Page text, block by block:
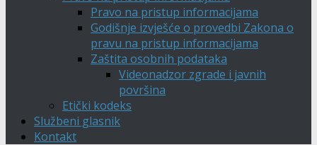
Pravo na pristup informacijama
Godišnje izvješće o provedbi Zakona o
pravu na pristup informacijama
Zaštita osobnih podataka
Videonadzor zgrade i javnih
površina
Etički kodeks
Službeni glasnik
Kontakt